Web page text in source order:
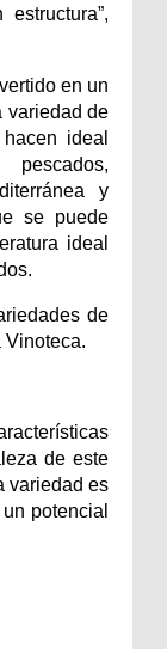
en un
variedad de
ideal
y
se puede
ideal
de
Vinoteca.
de este
variedad es
potencial